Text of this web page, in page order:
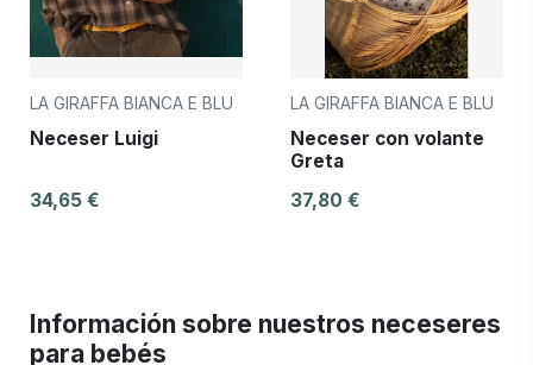
LA GIRAFFA BIANCA E BLU
Neceser Luigi
34,65 €
LA GIRAFFA BIANCA E BLU
Neceser con volante
Greta
37,80 €
Información sobre nuestros neceseres
para bebés